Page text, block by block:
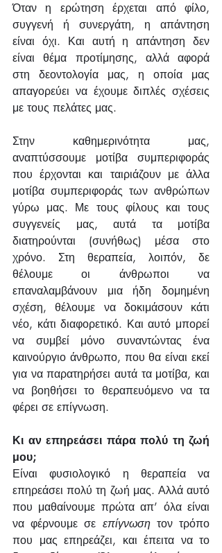
Όταν η ερώτηση έρχεται από φίλο,
συγγενή ή συνεργάτη, η απάντηση
είναι όχι. Και αυτή η απάντηση δεν
είναι θέμα προτίμησης, αλλά αφορά
στη δεοντολογία μας, η οποία μας
απαγορεύει να έχουμε διπλές σχέσεις
με τους πελάτες μας.
Στην καθημερινότητα μας,
αναπτύσσουμε μοτίβα συμπεριφοράς
που έρχονται και ταιριάζουν με άλλα
μοτίβα συμπεριφοράς των ανθρώπων
γύρω μας. Με τους φίλους και τους
συγγενείς μας, αυτά τα μοτίβα
διατηρούνται (συνήθως) μέσα στο
χρόνο. Στη θεραπεία, λοιπόν, δε
θέλουμε οι άνθρωποι να
επαναλαμβάνουν μια ήδη δομημένη
σχέση, θέλουμε να δοκιμάσουν κάτι
νέο, κάτι διαφορετικό. Και αυτό μπορεί
να συμβεί μόνο συναντώντας ένα
καινούργιο άνθρωπο, που θα είναι εκεί
για να παρατηρήσει αυτά τα μοτίβα, και
να βοηθήσει το θεραπευόμενο να τα
φέρει σε επίγνωση.
Κι αν επηρεάσει πάρα πολύ τη ζωή
μου;
Είναι φυσιολογικό η θεραπεία να
επηρεάσει πολύ τη ζωή μας. Αλλά αυτό
που μαθαίνουμε πρώτα απ’ όλα είναι
να φέρνουμε σε επίγνωση τον τρόπο
που μας επηρεάζει, και έπειτα να το